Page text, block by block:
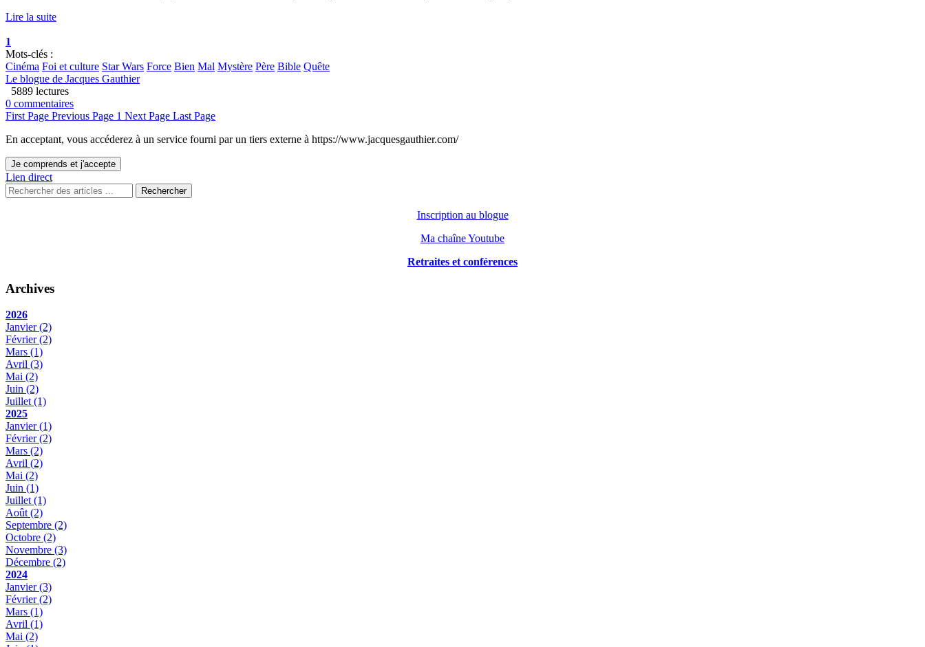
Lire la suite
1
Mots-clés :
Cinéma Foi et culture Star Wars Force Bien Mal Mystère Père Bible Quête
Le blogue de Jacques Gauthier
5889 lectures
0 commentaires
First Page Previous Page 1 Next Page Last Page
En acceptant, vous accéderez à un service fourni par un tiers externe à https://www.jacquesgauthier.com/
Je comprends et j'accepte
Lien direct
Rechercher
Inscription au blogue
Ma chaîne Youtube
Retraites et conférences
Archives
2026
Janvier(2)
Février(2)
Mars (1)
Avril (3)
Mai (2)
Juin (2)
Juillet(1)
2025
Janvier(1)
Février(2)
Mars (2)
Avril (2)
Mai (2)
Juin (1)
Juillet(1)
Août(2)
Septembre (2)
Octobre (2)
Novembre (3)
Décembre (2)
2024
Janvier(3)
Février(2)
Mars (1)
Avril (1)
Mai (2)